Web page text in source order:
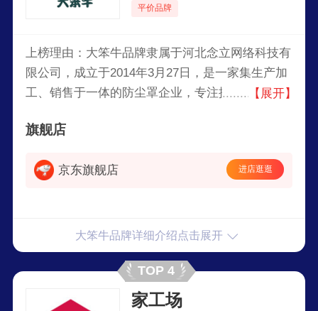
平价品牌
上榜理由：大笨牛品牌隶属于河北念立网络科技有
限公司，成立于2014年3月27日，是一家集生产加
工、销售于一体的防尘罩企业，专注提供舒适耐用
窗帘等系列，以亲肤材质、简约设计及高性价比为
可。
【展开】
旗舰店
京东旗舰店 进店逛逛
大笨牛品牌详细介绍点击展开
TOP 4
家工场